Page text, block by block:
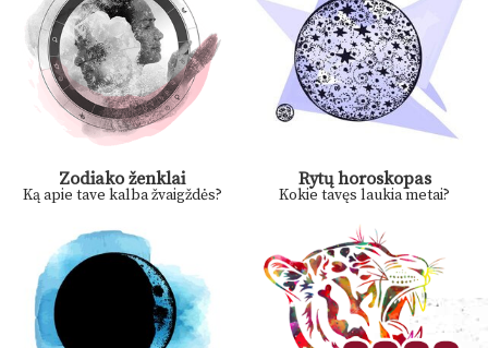
Zodiako ženklai
Ką apie tave kalba žvaigždės?
Rytų horoskopas
Kokie tavęs laukia metai?